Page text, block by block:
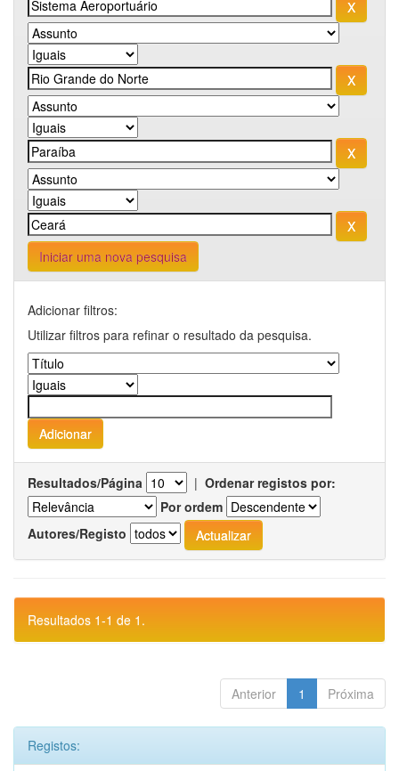
Iniciar uma nova pesquisa
Adicionar filtros:
Utilizar filtros para refinar o resultado da pesquisa.
Resultados/Página | Ordenar registos por:
Por ordem
Autores/Registo
Resultados 1-1 de 1.
Anterior 1 Próxima
Registos: